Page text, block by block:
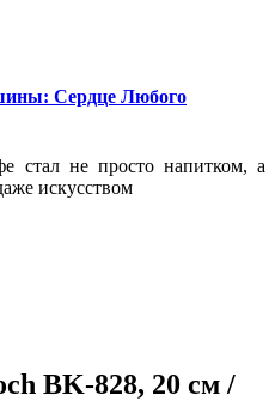
Сердце Любого
стал не просто напитком, а
искусством
BK-828, 20 см /